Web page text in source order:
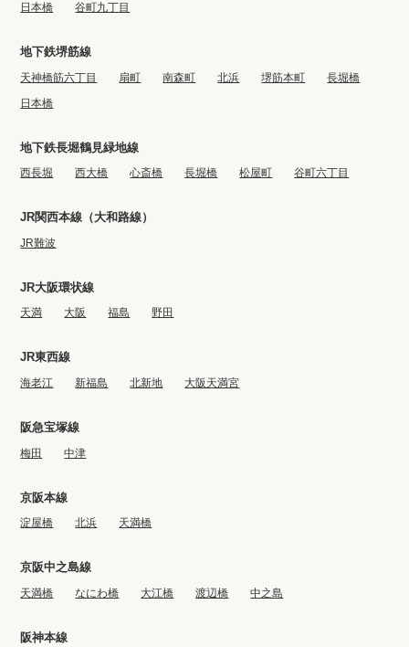
日本橋
谷町九丁目
地下鉄堺筋線
天神橋筋六丁目 扇町 南森町 北浜 堺筋本町
長堀橋
日本橋
地下鉄長堀鶴見緑地線
西長堀 西大橋 心斎橋 長堀橋 松屋町 谷町六丁目
JR関西本線（大和路線）
JR難波
JR大阪環状線
天満 大阪 福島 野田
JR東西線
海老江 新福島 北新地 大阪天満宮
阪急宝塚線
梅田 中津
京阪本線
淀屋橋 北浜 天満橋
京阪中之島線
天満橋 なにわ橋 大江橋 渡辺橋 中之島
阪神本線